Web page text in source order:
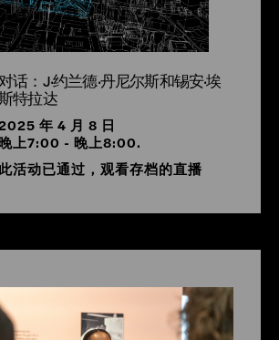
作品曾在威尼斯双年展、纽约现代艺术
作室博物馆展出，并已出版发行。
黑人身份;寻找非裔美国人的空间：纠正
黑色印记：建筑、种族与文化;和哈莱姆
喻.
话：J·约兰德·丹尼尔斯和锡安·埃
特拉达
年 4 月 8 日
上7:00 - 晚上8:00.
此活动已通过，观看存档的直播